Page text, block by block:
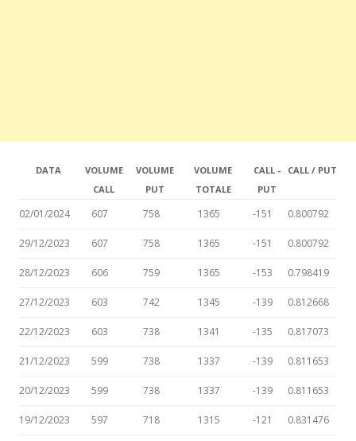
DATA
VOLUME
CALL
VOLUME
PUT
VOLUME
TOTALE
CALL -
PUT
CALL / PUT
02/01/2024 607 758 1365 -151 0.800792
29/12/2023 607 758 1365 -151 0.800792
28/12/2023 606 759 1365 -153 0.798419
27/12/2023 603 742 1345 -139 0.812668
22/12/2023 603 738 1341 -135 0.817073
21/12/2023 599 738 1337 -139 0.811653
20/12/2023 599 738 1337 -139 0.811653
19/12/2023 597 718 1315 -121 0.831476